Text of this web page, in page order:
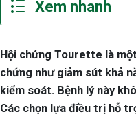
Hội chứng Tourette là
chứng như giảm sút khả
kiểm soát. Bệnh lý này
Các chọn lựa điều trị hỗ